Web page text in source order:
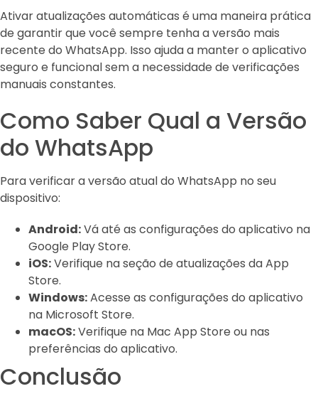
Ativar atualizações automáticas é uma maneira prática
de garantir que você sempre tenha a versão mais
recente do WhatsApp. Isso ajuda a manter o aplicativo
seguro e funcional sem a necessidade de verificações
manuais constantes.
Como Saber Qual a Versão
do WhatsApp
Para verificar a versão atual do WhatsApp no seu
dispositivo:
Android:Vá até as configurações do aplicativo na
Google Play Store.
iOS:Verifique na seção de atualizações da App
Store.
Windows:Acesse as configurações do aplicativo
na Microsoft Store.
macOS:Verifique na Mac App Store ou nas
preferências do aplicativo.
Conclusão